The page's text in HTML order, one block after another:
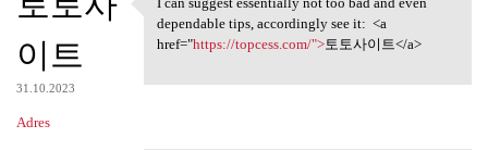
이트
31.10.2023
Adres
I can suggest essentially not
dependable tips, accordingly see it: <a
href="https://topcess.com/">토토사이트</a>